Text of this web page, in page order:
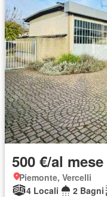
500 €/al mese
Piemonte, Vercelli
4 Locali
2 Bagni